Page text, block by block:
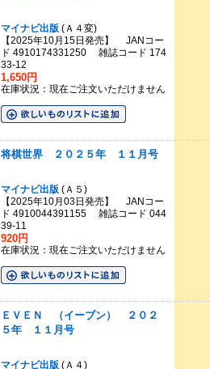
マイナビ出版(Ａ４変)
【2025年10月15日発売】 JANコー
ド 4910174331250 雑誌コード 174
33-12
1,650円
在庫状況：現在ご注文いただけません
将棋世界 ２０２５年 １１月号
マイナビ出版(Ａ５)
【2025年10月03日発売】 JANコー
ド 4910044391155 雑誌コード 044
39-11
920円
在庫状況：現在ご注文いただけません
ＥＶＥＮ （イーブン） ２０２
５年 １１月号
マイナビ出版(Ａ４)